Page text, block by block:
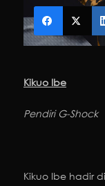
Kikuo Ibe
Pendiri G-Shock
Kikuo Ibe hadir